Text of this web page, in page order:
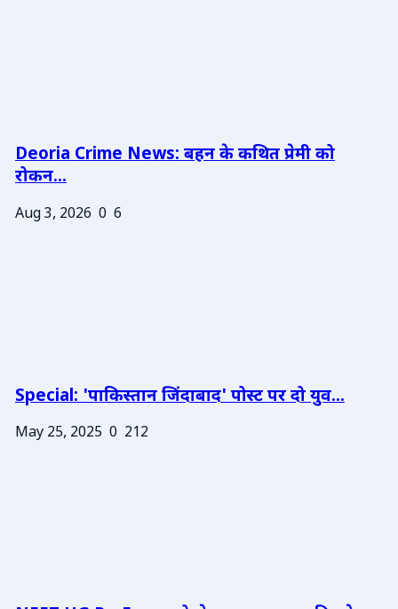
Deoria Crime News: बहन के कथित प्रेमी को
रोकन...
Aug 3, 2026 0 6
Special: 'पाकिस्तान जिंदाबाद' पोस्ट पर दो युव...
May 25, 2025 0 212